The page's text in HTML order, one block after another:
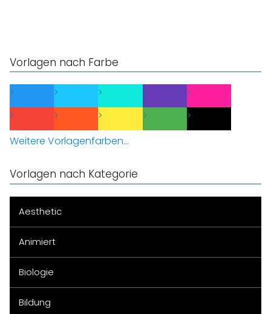
Vorlagen nach Farbe
Weitere Vorlagenfarben...
Vorlagen nach Kategorie
Aesthetic
Animiert
Biologie
Bildung